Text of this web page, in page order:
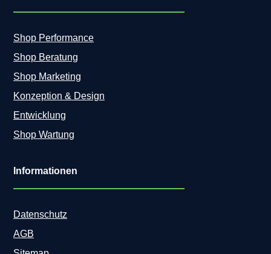
Shop Performance
Shop Beratung
Shop Marketing
Konzeption & Design
Entwicklung
Shop Wartung
Informationen
Datenschutz
AGB